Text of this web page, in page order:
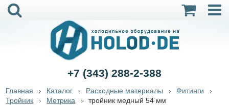
+7 (343) 288-2-388
Главная Каталог Расходные материалы
Фитинги
Тройник
Метрика тройник медный 54 мм